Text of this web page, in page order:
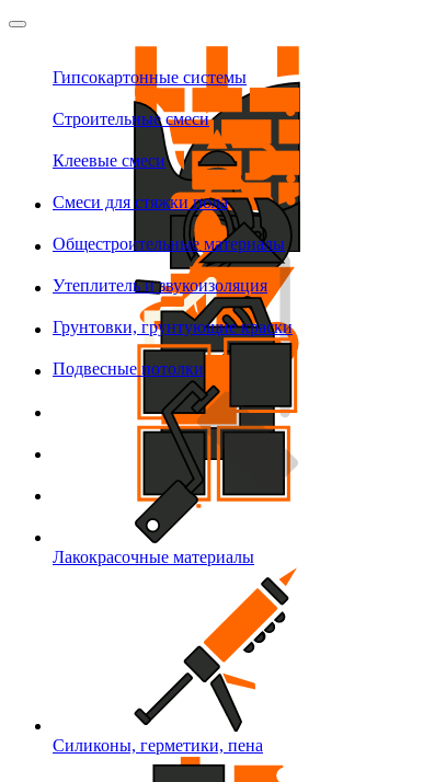
Гипсокартонные системы
Строительные смеси
Клеевые смеси
Смеси для стяжки пола
Общестроительные материалы
Утеплитель и звукоизоляция
Грунтовки, грунтующие краски
Подвесные потолки
Лакокрасочные материалы
Силиконы, герметики, пена